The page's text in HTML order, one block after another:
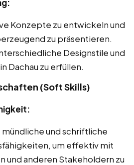
Konzepte zu entwickeln und
zu präsentieren.
Designstile und
Dachau zu erfüllen.
(Soft Skills)
und schriftliche
um effektiv mit
und anderen Stakeholdern zu